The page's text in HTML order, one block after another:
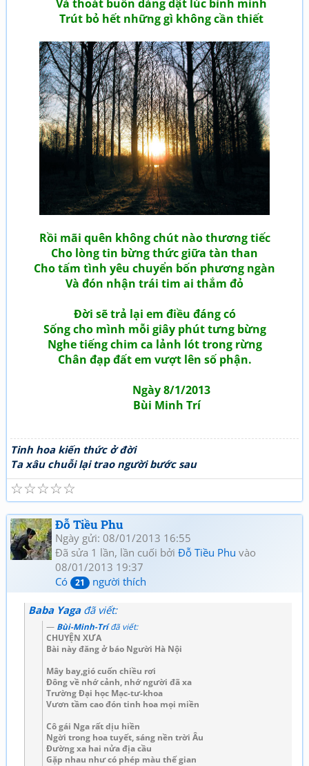
Và thoát buồn dàng dật lúc bình minh
Trút bỏ hết những gì không cần thiết
Rồi mãi quên không chút nào thương tiếc
Cho lòng tin bừng thức giữa tàn than
Cho tấm tình yêu chuyển bốn phương ngàn
Và đón nhận trái tim ai thắm đỏ
Đời sẽ trả lại em điều đáng có
Sống cho mình mỗi giây phút tưng bừng
Nghe tiếng chim ca lảnh lót trong rừng
Chân đạp đất em vượt lên số phận.
Ngày 8/1/2013
Bùi Minh Trí
Tinh hoa kiến thức ở đời
Ta xâu chuỗi lại trao người bước sau
☆
☆
☆
☆
☆
Đỗ Tiều Phu
Ngày gửi: 08/01/2013 16:55
Đã sửa 1 lần, lần cuối bởi Đỗ Tiều Phu vào
08/01/2013 19:37
Có
21 người thích
Baba Yagađã viết:
Bùi-Minh-Tríđã viết:
CHUYỆN XƯA
Bài này đăng ở báo Người Hà Nội
Mây bay,gió cuốn chiều rơi
Đông về nhớ cảnh, nhớ người đã xa
Trường Đại học Mạc-tư-khoa
Vươn tầm cao đón tinh hoa mọi miền
Cô gái Nga rất dịu hiền
Ngời trong hoa tuyết, sáng nền trời Âu
Đường xa hai nửa địa cầu
Gặp nhau như có phép màu thế gian